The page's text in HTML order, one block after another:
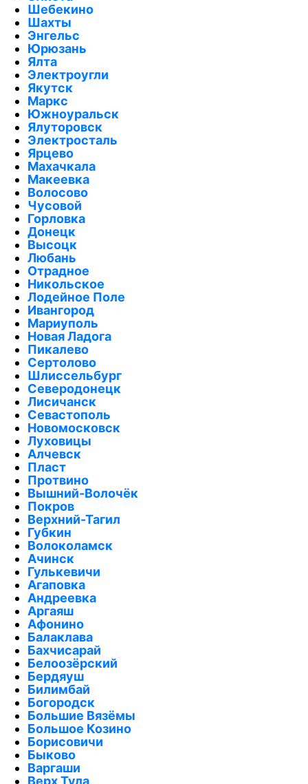
Шебекино
Шахты
Энгельс
Юрюзань
Ялта
Электроугли
Якутск
Маркс
Южноуральск
Ялуторовск
Электросталь
Ярцево
Махачкала
Макеевка
Волосово
Чусовой
Горловка
Донецк
Высоцк
Любань
Отрадное
Никольское
Лодейное Поле
Ивангород
Мариуполь
Новая Ладога
Пикалево
Сертолово
Шлиссельбург
Северодонецк
Лисичанск
Севастополь
Новомосковск
Луховицы
Алчевск
Пласт
Протвино
Вышний-Волочёк
Покров
Верхний-Тагил
Губкин
Волоколамск
Ачинск
Гулькевичи
Агаповка
Андреевка
Аргаяш
Афонино
Балаклава
Бахчисарай
Белоозёрский
Бердяуш
Билимбай
Богородск
Большие Вязёмы
Большое Козино
Борисовичи
Быково
Варгаши
Верх Тула